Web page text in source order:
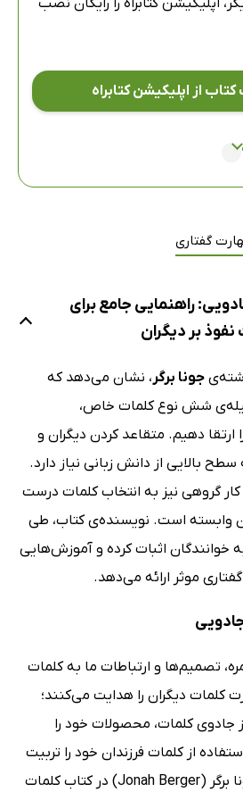
اپلیکیشن کتابراه را رایگان نصب
کتاب از اپلیکیشن کتابراه
گفتاری
راهنمایی جامع برای
نفوذ بر دیگران
جونا برگر، نشان می‌دهد که
شش نوع کلمات خاص،
ارتقا دهیم. متقاعد کردن دیگران و
بالایی از دانش زبانی نیاز دارد.
کار گروهی نیز به انتخاب کلمات درست
وابسته است. نویسنده‌ی کتاب، طی
خوانندگان اثبات کرده و آموزش‌هایی
گفتاری موثر ارائه می‌دهد.
تصمیم‌ها و ارتباطات ما به کلمات
کلمات دیگران را هدایت می‌کنند؛
جادوی کلمات، محصولات خود را
از کلمات فرزندان خود را تربیت
می‌کنند. تمامی حرف جونا برگر (Jonah Berger) در کتاب کلمات